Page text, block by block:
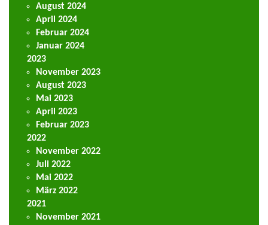
August 2024
April 2024
Februar 2024
Januar 2024
2023
November 2023
August 2023
Mai 2023
April 2023
Februar 2023
2022
November 2022
Juli 2022
Mai 2022
März 2022
2021
November 2021